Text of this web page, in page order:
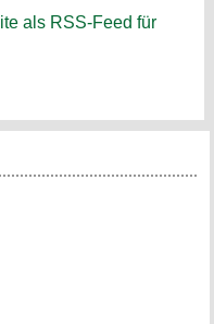
als RSS-Feed für